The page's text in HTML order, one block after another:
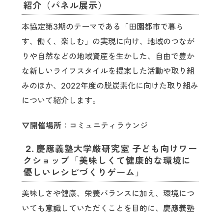
紹介（パネル展示）
本協定第3期のテーマである「田園都市で暮ら
す、働く、楽しむ」の実現に向け、地域のつなが
りや自然などの地域資産を生かした、自由で豊か
な新しいライフスタイルを提案した活動や取り組
みのほか、2022年度の脱炭素化に向けた取り組み
について紹介します。
▽開催場所 ：コミュニティラウンジ
2. 慶應義塾大学厳研究室 子ども向けワー
クショップ「美味しくて健康的な環境に
優しいレシピづくりゲーム」
美味しさや健康、栄養バランスに加え、環境につ
いても意識していただくことを目的に、慶應義塾